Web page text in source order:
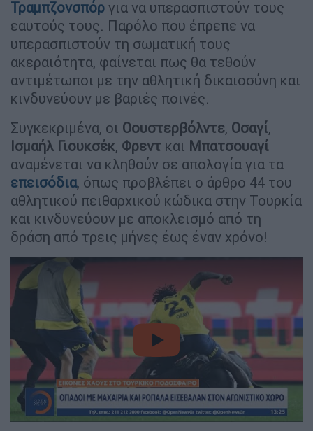
Τραμπζονσπόρ για να υπερασπιστούν τους
εαυτούς τους. Παρόλο που έπρεπε να
υπερασπιστούν τη σωματική τους
ακεραιότητα, φαίνεται πως θα τεθούν
αντιμέτωποι με την αθλητική δικαιοσύνη και
κινδυνεύουν με βαριές ποινές.
Συγκεκριμένα, οι Οουστερβόλντε, Οσαγί,
Ισμαήλ Γιουκσέκ, Φρεντ και Μπατσουαγί
αναμένεται να κληθούν σε απολογία για τα
επεισόδια, όπως προβλέπει ο άρθρο 44 του
αθλητικού πειθαρχικού κώδικα στην Τουρκία
και κινδυνεύουν με αποκλεισμό από τη
δράση από τρεις μήνες έως έναν χρόνο!
video